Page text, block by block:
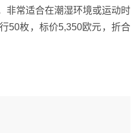
非常适合在潮湿环境或运动时
50枚，标价5,350欧元，折合